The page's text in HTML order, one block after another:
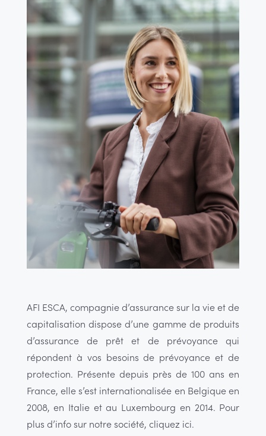
AFI ESCA, compagnie d’assurance sur la vie et de
capitalisation dispose d’une gamme de produits
d’assurance de prêt et de prévoyance qui
répondent à vos besoins de prévoyance et de
protection. Présente depuis près de 100 ans en
France, elle s’est internationalisée en Belgique en
2008, en Italie et au Luxembourg en 2014. Pour
plus d’info sur notre société, cliquez ici.